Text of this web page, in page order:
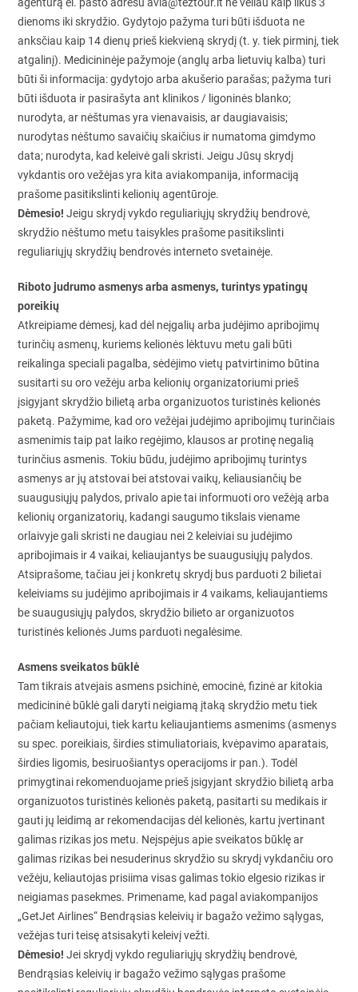
dienoms iki skrydžio. Gydytojo pažyma turi būti išduota ne
anksčiau kaip 14 dienų prieš kiekvieną skrydį (t. y. tiek pirminį, tiek
atgalinį). Medicininėje pažymoje (anglų arba lietuvių kalba) turi
būti ši informacija: gydytojo arba akušerio parašas; pažyma turi
būti išduota ir pasirašyta ant klinikos / ligoninės blanko;
nurodyta, ar nėštumas yra vienavaisis, ar daugiavaisis;
nurodytas nėštumo savaičių skaičius ir numatoma gimdymo
data; nurodyta, kad keleivė gali skristi. Jeigu Jūsų skrydį
vykdantis oro vežėjas yra kita aviakompanija, informaciją
prašome pasitikslinti kelionių agentūroje.
Dėmesio! Jeigu skrydį vykdo reguliariųjų skrydžių bendrovė,
skrydžio nėštumo metu taisykles prašome pasitikslinti
reguliariųjų skrydžių bendrovės interneto svetainėje.
Riboto judrumo asmenys arba asmenys, turintys ypatingų
poreikių
Atkreipiame dėmesį, kad dėl neįgalių arba judėjimo apribojimų
turinčių asmenų, kuriems kelionės lėktuvu metu gali būti
reikalinga speciali pagalba, sėdėjimo vietų patvirtinimo būtina
susitarti su oro vežėju arba kelionių organizatoriumi prieš
įsigyjant skrydžio bilietą arba organizuotos turistinės kelionės
paketą. Pažymime, kad oro vežėjai judėjimo apribojimų turinčiais
asmenimis taip pat laiko regėjimo, klausos ar protinę negalią
turinčius asmenis. Tokiu būdu, judėjimo apribojimų turintys
asmenys ar jų atstovai bei atstovai vaikų, keliausiančių be
suaugusiųjų palydos, privalo apie tai informuoti oro vežėją arba
kelionių organizatorių, kadangi saugumo tikslais viename
orlaivyje gali skristi ne daugiau nei 2 keleiviai su judėjimo
apribojimais ir 4 vaikai, keliaujantys be suaugusiųjų palydos.
Atsiprašome, tačiau jei į konkretų skrydį bus parduoti 2 bilietai
keleiviams su judėjimo apribojimais ir 4 vaikams, keliaujantiems
be suaugusiųjų palydos, skrydžio bilieto ar organizuotos
turistinės kelionės Jums parduoti negalėsime.
Asmens sveikatos būklė
Tam tikrais atvejais asmens psichinė, emocinė, fizinė ar kitokia
medicininė būklė gali daryti neigiamą įtaką skrydžio metu tiek
pačiam keliautojui, tiek kartu keliaujantiems asmenims (asmenys
su spec. poreikiais, širdies stimuliatoriais, kvėpavimo aparatais,
širdies ligomis, besiruošiantys operacijoms ir pan.). Todėl
primygtinai rekomenduojame prieš įsigyjant skrydžio bilietą arba
organizuotos turistinės kelionės paketą, pasitarti su medikais ir
gauti jų leidimą ar rekomendacijas dėl kelionės, kartu įvertinant
galimas rizikas jos metu. Neįspėjus apie sveikatos būklę ar
galimas rizikas bei nesuderinus skrydžio su skrydį vykdančiu oro
vežėju, keliautojas prisiima visas galimas tokio elgesio rizikas ir
neigiamas pasekmes. Primename, kad pagal aviakompanijos
„GetJet Airlines“ Bendrąsias keleivių ir bagažo vežimo sąlygas,
vežėjas turi teisę atsisakyti keleivį vežti.
Dėmesio! Jei skrydį vykdo reguliariųjų skrydžių bendrovė,
Bendrąsias keleivių ir bagažo vežimo sąlygas prašome